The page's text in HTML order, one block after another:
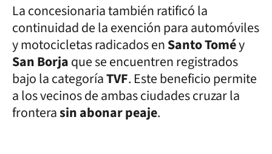
La concesionaria también ratificó la
continuidad de la exención para automóviles
y motocicletas radicados enSanto Toméy
San Borjaque se encuentren registrados
bajo la categoríaTVF. Este beneficio permite
a los vecinos de ambas ciudades cruzar la
fronterasin abonar peaje.